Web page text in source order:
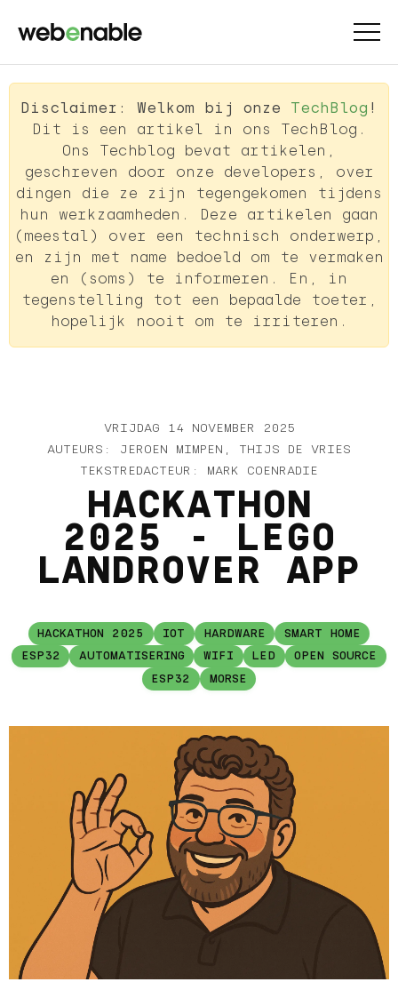
Disclaimer: Welkom bij onze TechBlog !
Dit is een artikel in ons TechBlog.
Ons Techblog bevat artikelen,
geschreven door onze developers, over
dingen die ze zijn tegengekomen tijdens
hun werkzaamheden. Deze artikelen gaan
(meestal) over een technisch onderwerp,
en zijn met name bedoeld om te vermaken
en (soms) te informeren. En, in
tegenstelling tot een bepaalde toeter,
hopelijk nooit om te irriteren.
VRIJDAG 14 NOVEMBER 2025
AUTEURS: JEROEN MIMPEN, THIJS DE VRIES
TEKSTREDACTEUR: MARK COENRADIE
HACKATHON
2025 - LEGO
LANDROVER APP
HACKATHON 2025 IOT HARDWARE
SMART HOME
ESP32
AUTOMATISERING WIFI LED
OPEN SOURCE
ESP32
MORSE